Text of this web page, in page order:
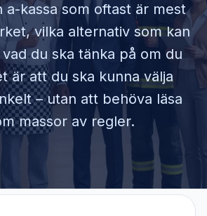
a-kassa som oftast är mest
vilka alternativ som kan
du ska tänka på om du
är att du ska kunna välja
– utan att behöva läsa
massor av regler.